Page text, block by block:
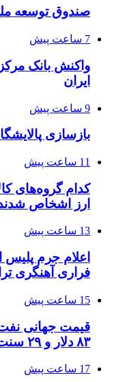
صندوق توسعه
7 ساعت پیش
واکنش بانک
ایران
9 ساعت پیش
بازسازی
11 ساعت پیش
کدام گروه‌های
ارز اشخاص
13 ساعت پیش
اعلام جرم پلیس
فراری آهنگری
15 ساعت پیش
۸۳ دلار و ۲۹ سنت
17 ساعت پیش